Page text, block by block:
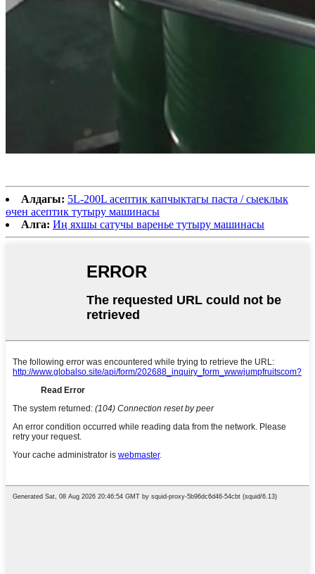
Алдагы: 5L-200L асептик капчыктагы паста / сыеклык
өчен асептик тутыру машинасы
Алга: Иң яхшы сатучы варенье тутыру машинасы